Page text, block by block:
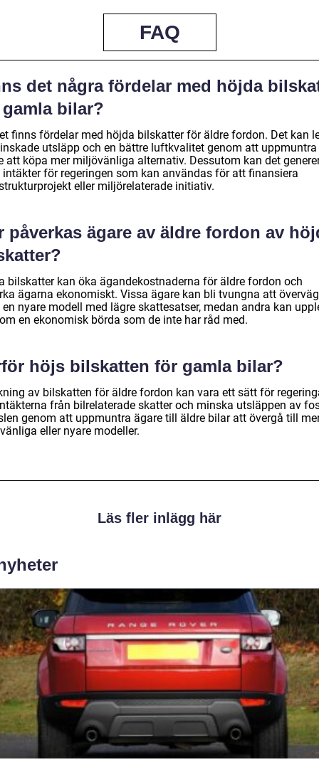
FAQ
det några fördelar med höjda
bilar?
finns fördelar med höjda bilskatter för äldre fordon. Det kan
utsläpp och en bättre luftkvalitet genom att uppmuntra
att köpa mer miljövänliga alternativ. Dessutom kan det
intäkter för regeringen som kan användas för att finansiera
eller miljörelaterade initiativ.
påverkas ägare av äldre fordon av
bilskatter kan öka ägandekostnaderna för äldre fordon och
ägarna ekonomiskt. Vissa ägare kan bli tvungna att
nyare modell med lägre skattesatser, medan andra kan
en ekonomisk börda som de inte har råd med.
höjs bilskatten för gamla bilar?
av bilskatten för äldre fordon kan vara ett sätt för
från bilrelaterade skatter och minska utsläppen av
genom att uppmuntra ägare till äldre bilar att övergå till
eller nyare modeller.
Läs fler inlägg här